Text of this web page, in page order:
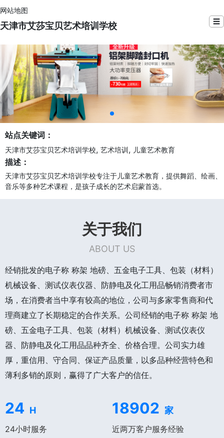
网站地图
天津市艾莎宝贝艺术培训学校 ☰
站点关键词：
天津市艾莎宝贝艺术培训学校, 艺术培训, 儿童艺术教育
描述：
天津市艾莎宝贝艺术培训学校专注于儿童艺术教育，提供舞蹈、绘画、
音乐等多种艺术课程，是孩子成长的艺术启蒙首选。
关于我们
ABOUT US
经销批发的电子称 称架 地磅、五金电子工具、包装（材料）
机械设备、测试仪表仪器、防静电及化工用品畅销消费者市
场，在消费者当中享有较高的地位，公司与多家零售商和代
理商建立了长期稳定的合作关系。公司经销的电子称 称架 地
磅、五金电子工具、包装（材料）机械设备、测试仪表仪
器、防静电及化工用品品种齐全、价格合理。公司实力雄
厚，重信用、守合同、保证产品质量，以多品种经营特色和
薄利多销的原则，赢得了广大客户的信任。
24 H
24小时服务
18902 家
近两万客户服务经验